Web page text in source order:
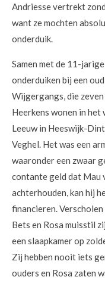
Andriesse vertrekt
want ze mochten
onderduik.
Samen met de 11-
onderduiken bij een
Wijgergangs, die
Heerkens wonen in het
Leeuw in Heeswijk-
Veghel. Het was een
waaronder een zwaar
contante geld dat Mau
achterhouden, kan hij
financieren.
Bets en Rosa muisstil
een slaapkamer op
Zij hebben nooit iets
ouders en Rosa zaten